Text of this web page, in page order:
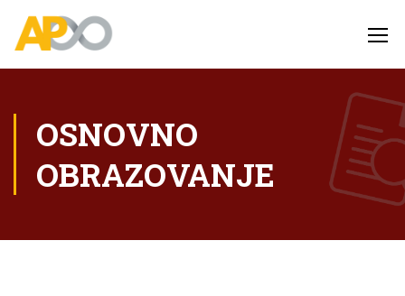
OSNOVNO
OBRAZOVANJE